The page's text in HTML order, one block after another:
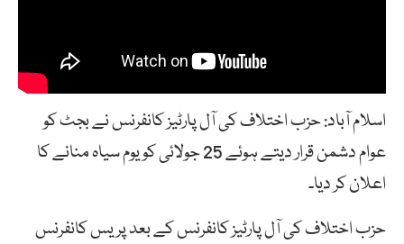
اسلام آباد: حزب اختلاف کی آل پارٹیز کانفرنس نے بجٹ کو
عوام دشمن قرار دیتے ہوئے 25 جولائی کو یوم سیاہ منانے کا
اعلان کر دیا۔
حزب اختلاف کی آل پارٹیز کانفرنس کے بعد پریس کانفرنس